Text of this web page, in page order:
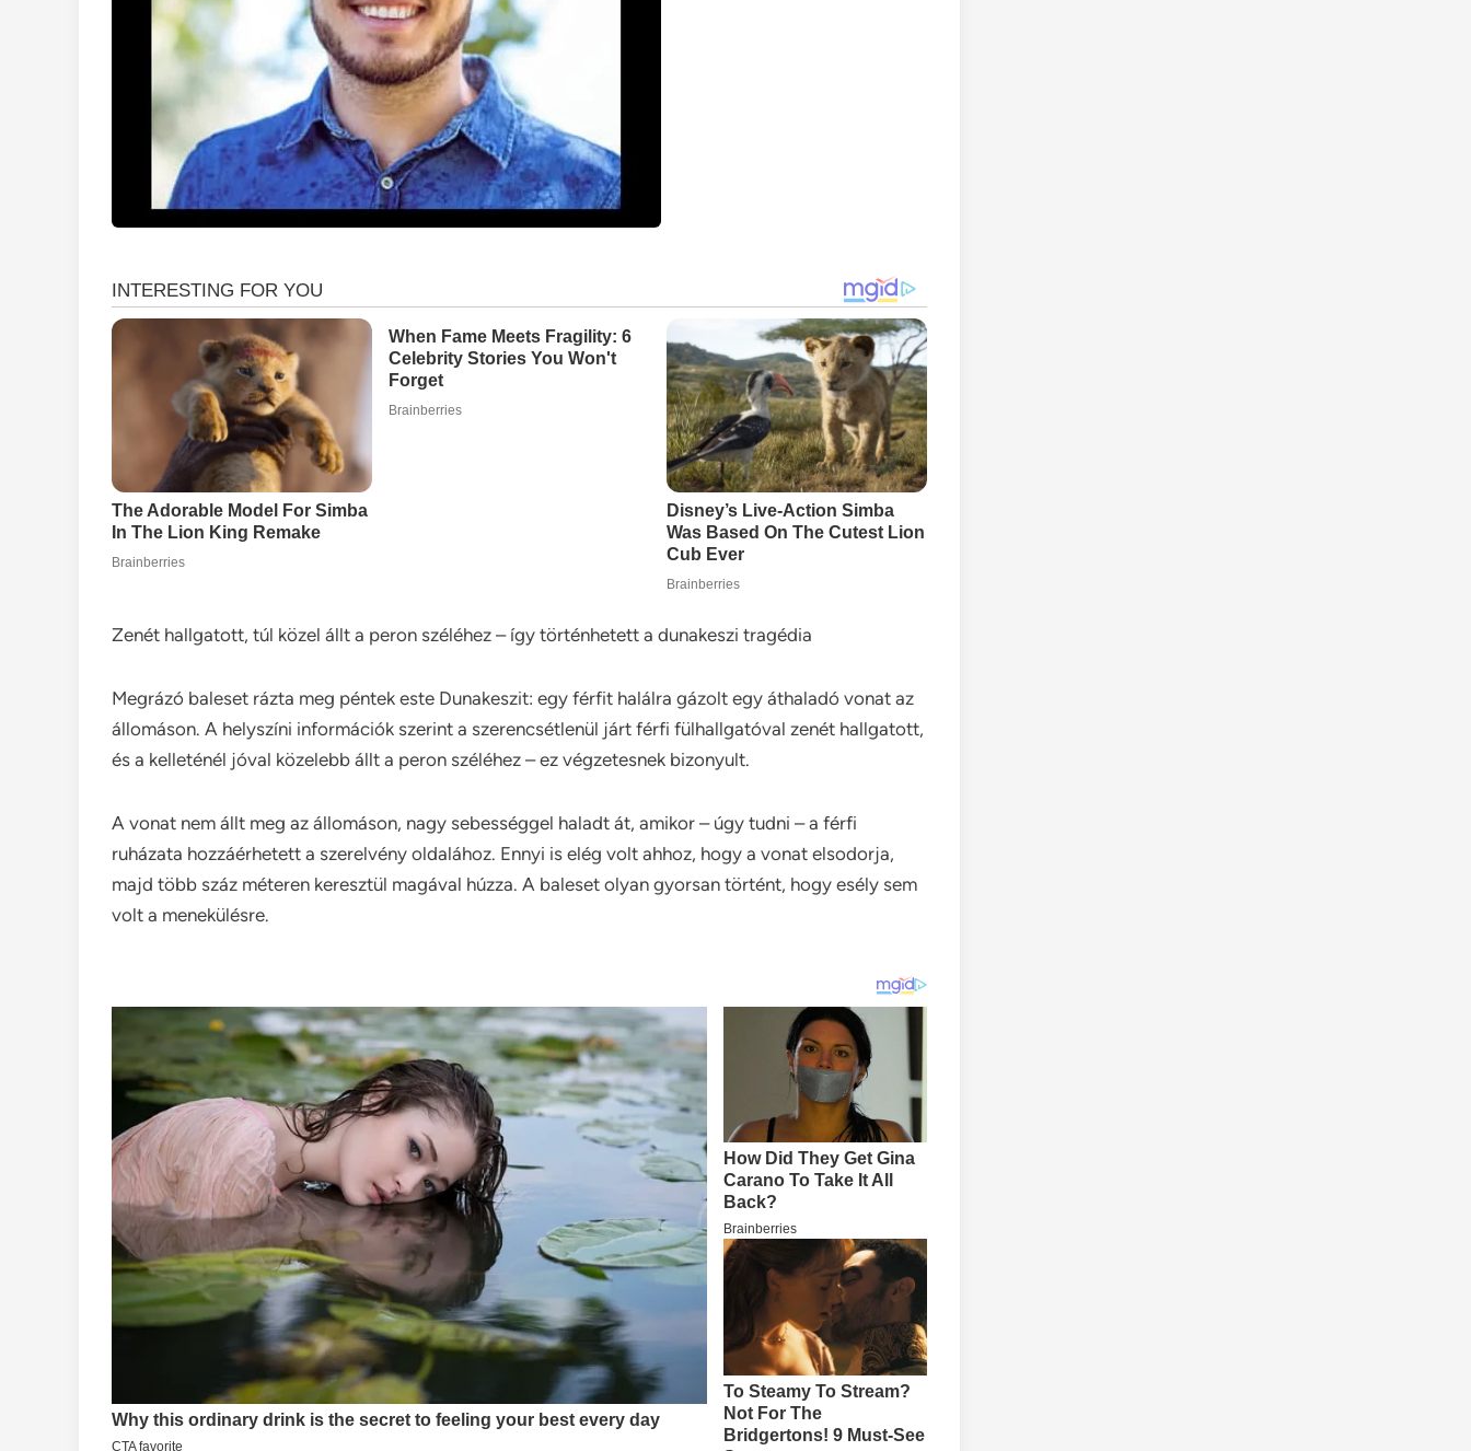
Zenét hallgatott, túl közel állt a peron széléhez – így történhetett a dunakeszi tragédia
Megrázó baleset rázta meg péntek este Dunakeszit: egy férfit halálra gázolt egy áthaladó vonat az
állomáson. A helyszíni információk szerint a szerencsétlenül járt férfi fülhallgatóval zenét hallgatott,
és a kelleténél jóval közelebb állt a peron széléhez – ez végzetesnek bizonyult.
A vonat nem állt meg az állomáson, nagy sebességgel haladt át, amikor – úgy tudni – a férfi
ruházata hozzáérhetett a szerelvény oldalához. Ennyi is elég volt ahhoz, hogy a vonat elsodorja,
majd több száz méteren keresztül magával húzza. A baleset olyan gyorsan történt, hogy esély sem
volt a menekülésre.